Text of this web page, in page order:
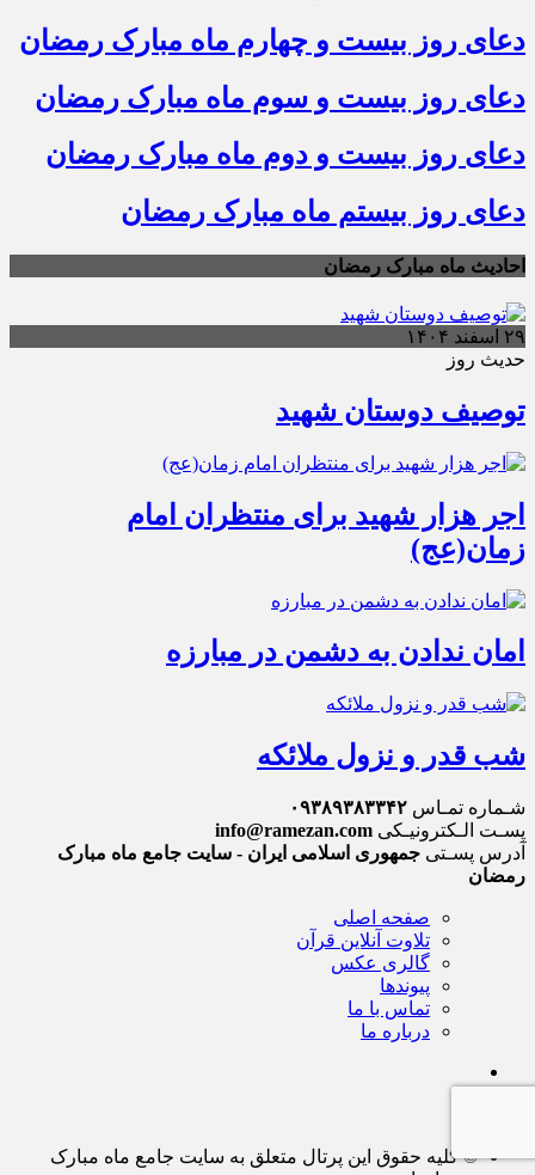
دعای روز بیست و چهارم ماه مبارک رمضان
دعای روز بیست و سوم ماه مبارک رمضان
دعای روز بیست و دوم ماه مبارک رمضان
دعای روز بیستم ماه مبارک رمضان
احادیث ماه مبارک رمضان
۲۹ اسفند ۱۴۰۴
حدیث روز
توصیف دوستان شهید
اجر هزار شهید برای منتظران امام
زمان(عج)
امان ندادن به دشمن در مبارزه
شب قدر و نزول ملائکه
شـماره تمـاس ۰۹۳۸۹۳۸۳۳۴۲
پسـت الـکترونیـکی info@ramezan.com
آدرس پسـتی جمهوری اسلامی ایران - سایت جامع ماه مبارک
رمضان
صفحه اصلی
تلاوت آنلاین قرآن
گالری عکس
پیوندها
تماس با ما
درباره ما
© کلیه حقوق این پرتال متعلق به سایت جامع ماه مبارک